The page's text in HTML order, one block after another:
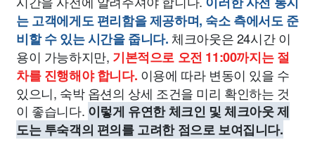
는 고객에게도 편리함을 제공하며, 숙소 측에서도 준
비할 수 있는 시간을 줍니다. 체크아웃은 24시간 이
용이 가능하지만, 기본적으로 오전 11:00까지는 절
차를 진행해야 합니다. 이용에 따라 변동이 있을 수
있으니, 숙박 옵션의 상세 조건을 미리 확인하는 것
이 좋습니다. 이렇게 유연한 체크인 및 체크아웃 제
도는 투숙객의 편의를 고려한 점으로 보여집니다.